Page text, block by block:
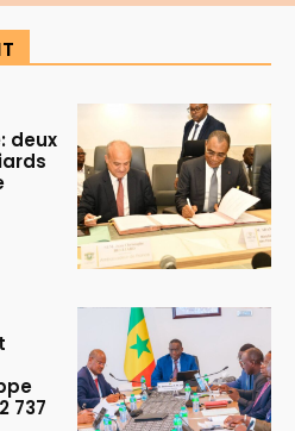
deux
737